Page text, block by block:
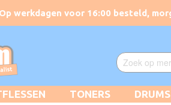
TONERS DRUMS